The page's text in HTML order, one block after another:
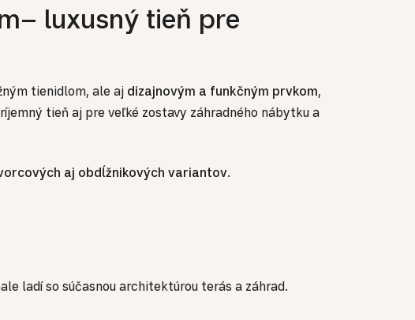
luxusný tieň pre
tienidlom, ale aj dizajnovým a funkčným prvkom,
tieň aj pre veľké zostavy záhradného nábytku a
aj obdĺžnikových variantov.
ladí so súčasnou architektúrou terás a záhrad.